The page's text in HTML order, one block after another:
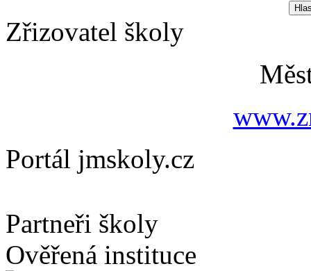
Zřizovatel školy
Portál jmskoly.cz
Partneři školy
Ověřená instituce